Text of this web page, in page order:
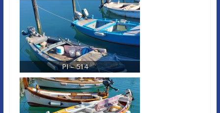
PI – 514